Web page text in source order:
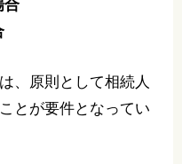
合
、原則として相続人
とが要件となってい